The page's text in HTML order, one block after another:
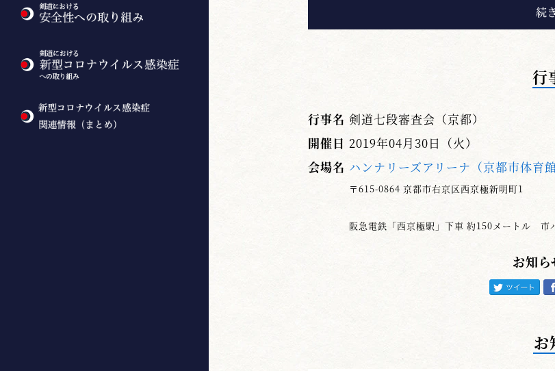
六段、七段共に第４会場で担当させて
突した後の残心ができていない」等々が
っ放し、これではいくら良き打突でも残
所です。今後は打突の間合、機会そして
い。
不合格皆様、教えを頂いている先生や先
肝に銘じ、粉骨砕身にして更なる奮起を期
また合格された皆様は、其の段の入り
審査員の
行
行事名 剣道七段審査会（京都）
開催日 2019年04月30日（火）
会場名 ハンナリーズアリーナ（京都市体育館
〒615-0864 京都市右京区西京極新明町1
阪急電鉄「西京極駅」下車 約150メートル 市
お知
お